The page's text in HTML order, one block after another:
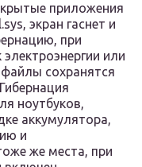
приложения
экран гаснет и
при
или
сохранятся
ноутбуков,
аккумулятора,
и
же места, при